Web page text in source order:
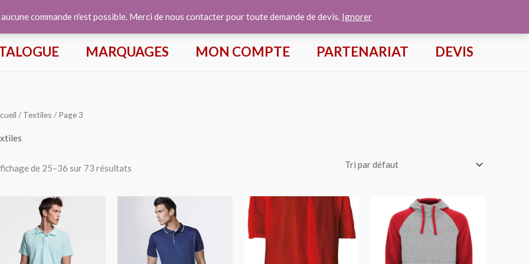
commande n'est possible. Merci de nous contacter pour toute demande de devis. Ignorer
MARQUAGES MON COMPTE PARTENARIAT DEVIS
/ Textiles / Page 3
de 25–36 sur 73 résultats